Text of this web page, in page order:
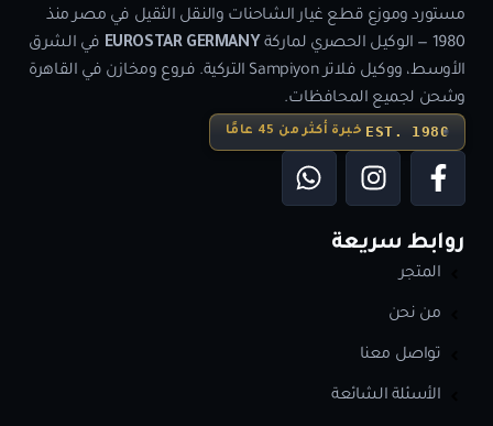
مستورد وموزع قطع غيار الشاحنات والنقل الثقيل في مصر منذ
1980 — الوكيل الحصري لماركة
EUROSTAR GERMANYفي الشرق
الأوسط، ووكيل فلاتر Sampiyon التركية. فروع ومخازن في القاهرة
وشحن لجميع المحافظات.
EST. 1980خبرة أكثر من 45 عامًا
روابط سريعة
المتجر
من نحن
تواصل معنا
الأسئلة الشائعة